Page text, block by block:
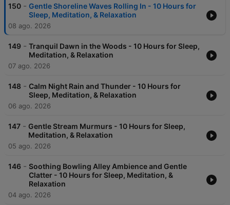
150 - Gentle Shoreline Waves Rolling In - 10 Hours for
Sleep, Meditation, & Relaxation
08 ago. 2026
149 - Tranquil Dawn in the Woods - 10 Hours for Sleep,
Meditation, & Relaxation
07 ago. 2026
148 - Calm Night Rain and Thunder - 10 Hours for
Sleep, Meditation, & Relaxation
06 ago. 2026
147 - Gentle Stream Murmurs - 10 Hours for Sleep,
Meditation, & Relaxation
05 ago. 2026
146 - Soothing Bowling Alley Ambience and Gentle
Clatter - 10 Hours for Sleep, Meditation, &
Relaxation
04 ago. 2026